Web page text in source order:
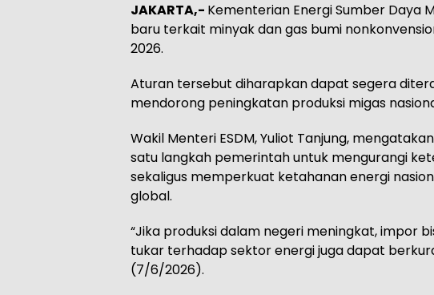
JAKARTA,- Kementerian Energi Sumber Daya
baru terkait minyak dan gas bumi
2026.
Aturan tersebut diharapkan dapat segera
mendorong peningkatan produksi migas
Wakil Menteri ESDM, Yuliot Tanjung,
satu langkah pemerintah untuk mengurangi
sekaligus memperkuat ketahanan energi
global.
“Jika produksi dalam negeri meningkat, impor
tukar terhadap sektor energi juga dapat
(7/6/2026).